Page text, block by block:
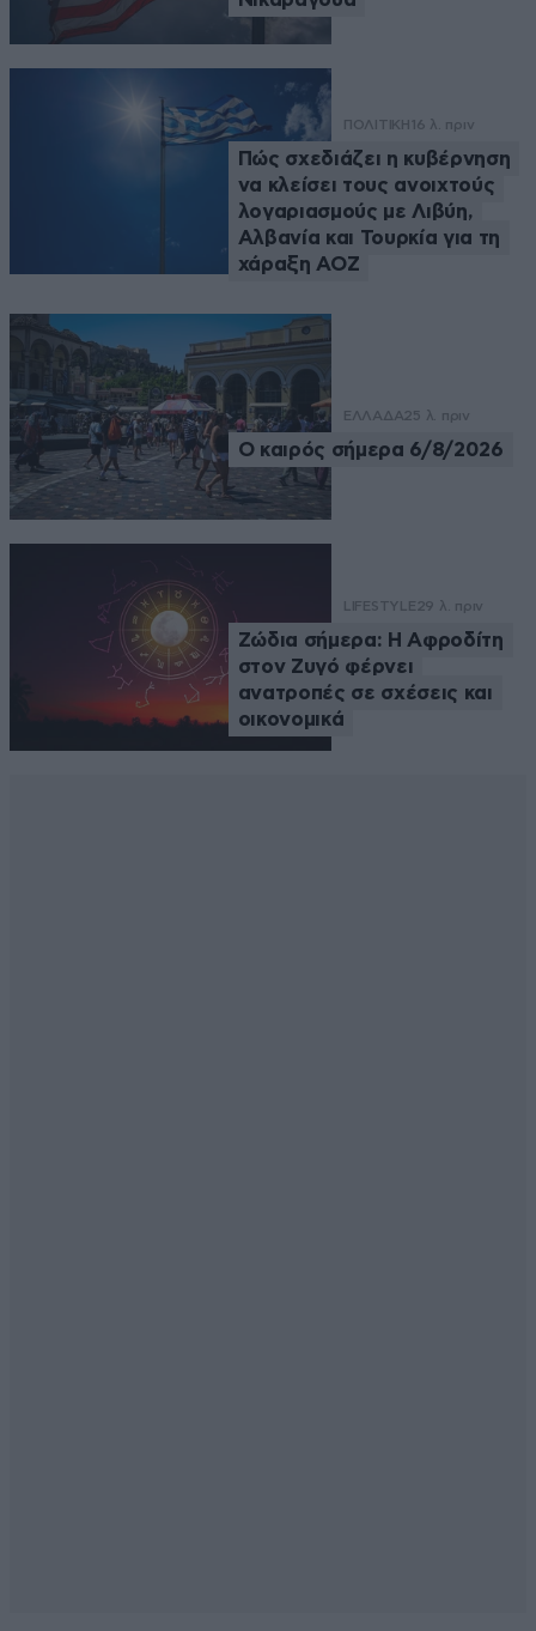
ΠΟΛΙΤΙΚΗ 16 λ. πριν
Πώς σχεδιάζει η κυβέρνηση
να κλείσει τους ανοιχτούς
λογαριασμούς με Λιβύη,
Αλβανία και Τουρκία για τη
χάραξη ΑΟΖ
ΕΛΛΑΔΑ25 λ. πριν
Ο καιρός σήμερα 6/8/2026
LIFESTYLE29 λ. πριν
Ζώδια σήμερα: Η Αφροδίτη
στον Ζυγό φέρνει
ανατροπές σε σχέσεις και
οικονομικά